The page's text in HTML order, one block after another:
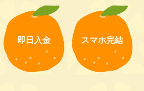
即日入金 スマホ完結